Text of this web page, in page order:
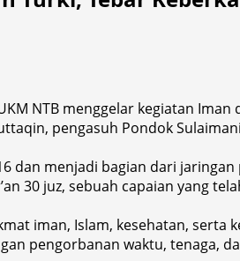
NTB menggelar kegiatan Iman
pengasuh Pondok
dan menjadi bagian dari
30 juz, sebuah capaian yang
iman, Islam, kesehatan, serta
pengorbanan waktu, tenaga,